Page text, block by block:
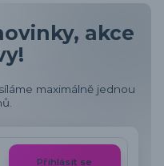
akce
maximálně jednou
Přihlásit se